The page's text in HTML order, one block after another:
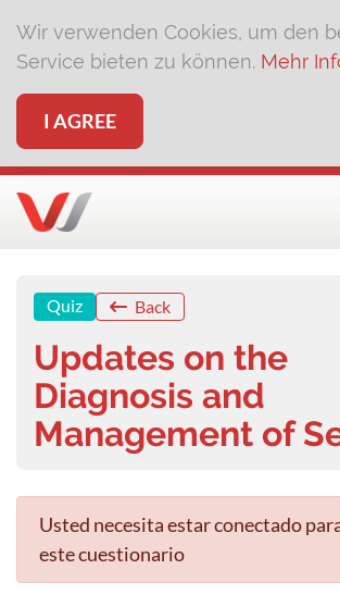
Wir verwenden Cookies, um den
Service bieten zu können. Mehr
I AGREE
Quiz Back
Updates on the
Diagnosis and
Management of
Usted necesita estar conectado
este cuestionario